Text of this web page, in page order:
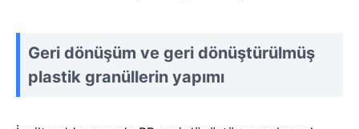
Geri dönüşüm ve geri dönüştürülmüş
plastik granüllerin yapımı